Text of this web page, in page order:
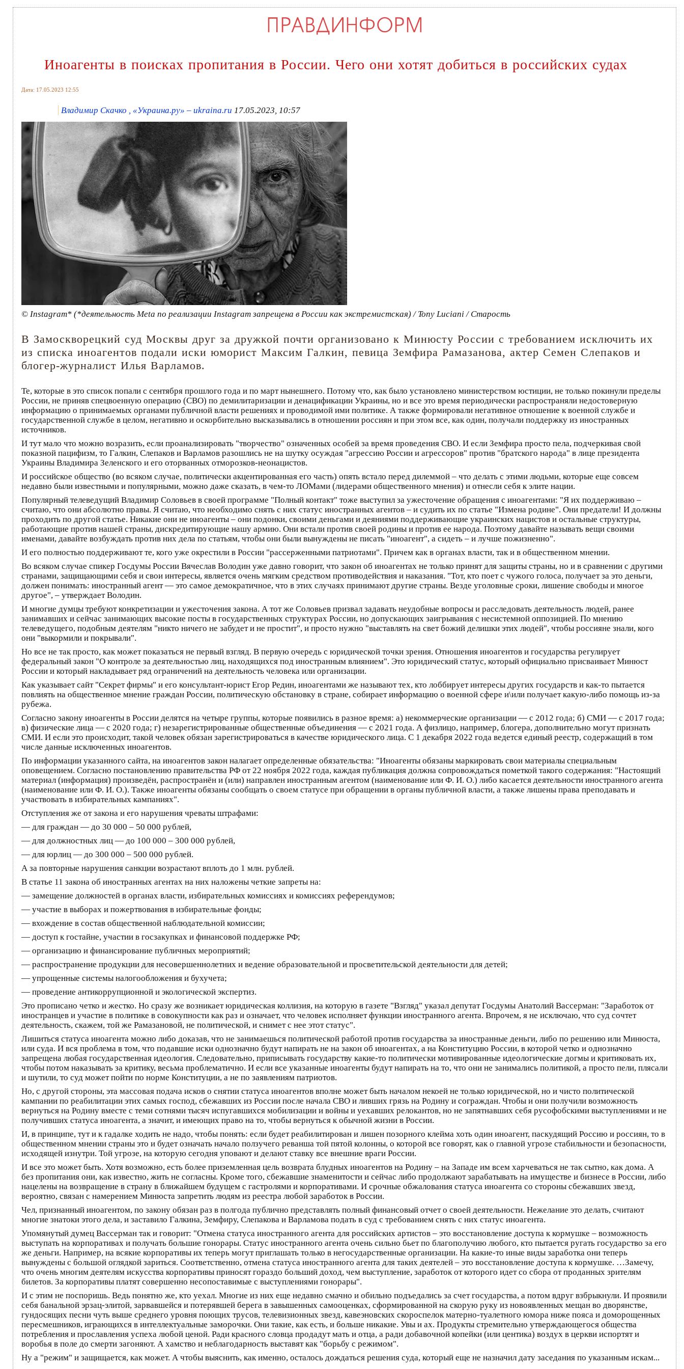
Иноагенты в поисках пропитания в России. Чего они хотят добиться в российских судах
Дата: 17.05.2023 12:55
Владимир Скачко , «Украина.ру» – ukraina.ru 17.05.2023, 10:57
© Instagram* (*деятельность Meta по реализации Instagram запрещена в России как экстремистская) / Tony Luciani / Старость
В Замоскворецкий суд Москвы друг за дружкой почти организовано к Минюсту России с требованием исключить их
из списка иноагентов подали иски юморист Максим Галкин, певица Земфира Рамазанова, актер Семен Слепаков и
блогер-журналист Илья Варламов.
Те, которые в это список попали с сентября прошлого года и по март нынешнего. Потому что, как было установлено министерством юстиции, не только покинули пределы
России, не приняв спецвоенную операцию (СВО) по демилитаризации и денацификации Украины, но и все это время периодически распространяли недостоверную
информацию о принимаемых органами публичной власти решениях и проводимой ими политике. А также формировали негативное отношение к военной службе и
государственной службе в целом, негативно и оскорбительно высказывались в отношении россиян и при этом все, как один, получали поддержку из иностранных
источников.
И тут мало что можно возразить, если проанализировать "творчество" означенных особей за время проведения СВО. И если Земфира просто пела, подчеркивая свой
показной пацифизм, то Галкин, Слепаков и Варламов разошлись не на шутку осуждая "агрессию России и агрессоров" против "братского народа" в лице президента
Украины Владимира Зеленского и его оторванных отморозков-неонацистов.
И российское общество (во всяком случае, политически акцентированная его часть) опять встало перед дилеммой – что делать с этими людьми, которые еще совсем
недавно были известными и популярными, можно даже сказать, в чем-то ЛОМами (лидерами общественного мнения) и отнесли себя к элите нации.
Популярный телеведущий Владимир Соловьев в своей программе "Полный контакт" тоже выступил за ужесточение обращения с иноагентами: "Я их поддерживаю –
считаю, что они абсолютно правы. Я считаю, что необходимо снять с них статус иностранных агентов – и судить их по статье "Измена родине". Они предатели! И должны
проходить по другой статье. Никакие они не иноагенты – они подонки, своими деньгами и деяниями поддерживающие украинских нацистов и остальные структуры,
работающие против нашей страны, дискредитирующие нашу армию. Они встали против своей родины и против ее народа. Поэтому давайте называть вещи своими
именами, давайте возбуждать против них дела по статьям, чтобы они были вынуждены не писать "иноагент", а сидеть – и лучше пожизненно".
И его полностью поддерживают те, кого уже окрестили в России "рассерженными патриотами". Причем как в органах власти, так и в общественном мнении.
Во всяком случае спикер Госдумы России Вячеслав Володин уже давно говорит, что закон об иноагентах не только принят для защиты страны, но и в сравнении с другими
странами, защищающими себя и свои интересы, является очень мягким средством противодействия и наказания. "Тот, кто поет с чужого голоса, получает за это деньги,
должен понимать: иностранный агент — это самое демократичное, что в этих случаях принимают другие страны. Везде уголовные сроки, лишение свободы и многое
другое", – утверждает Володин.
И многие думцы требуют конкретизации и ужесточения закона. А тот же Соловьев призвал задавать неудобные вопросы и расследовать деятельность людей, ранее
занимавших и сейчас занимающих высокие посты в государственных структурах России, но допускающих заигрывания с несистемной оппозицией. По мнению
телеведущего, подобным деятелям "никто ничего не забудет и не простит", и просто нужно "выставлять на свет божий делишки этих людей", чтобы россияне знали, кого
они "выкормили и покрывали".
Но все не так просто, как может показаться не первый взгляд. В первую очередь с юридической точки зрения. Отношения иноагентов и государства регулирует
федеральный закон "О контроле за деятельностью лиц, находящихся под иностранным влиянием". Это юридический статус, который официально присваивает Минюст
России и который накладывает ряд ограничений на деятельность человека или организации.
Как указывает сайт "Секрет фирмы" и его консультант-юрист Егор Редин, иноагентами же называют тех, кто лоббирует интересы других государств и как-то пытается
повлиять на общественное мнение граждан России, политическую обстановку в стране, собирает информацию о военной сфере и\или получает какую-либо помощь из-за
рубежа.
Согласно закону иноагенты в России делятся на четыре группы, которые появились в разное время: а) некоммерческие организации — с 2012 года; б) СМИ — с 2017 года;
в) физические лица — с 2020 года; г) незарегистрированные общественные объединения — с 2021 года. А физлицо, например, блогера, дополнительно могут признать
СМИ. И если это происходит, такой человек обязан зарегистрироваться в качестве юридического лица. С 1 декабря 2022 года ведется единый реестр, содержащий в том
числе данные исключенных иноагентов.
По информации указанного сайта, на иноагентов закон налагает определенные обязательства: "Иноагенты обязаны маркировать свои материалы специальным
оповещением. Согласно постановлению правительства РФ от 22 ноября 2022 года, каждая публикация должна сопровождаться пометкой такого содержания: "Настоящий
материал (информация) произведён, распространён и (или) направлен иностранным агентом (наименование или Ф. И. О.) либо касается деятельности иностранного агента
(наименование или Ф. И. О.). Также иноагенты обязаны сообщать о своем статусе при обращении в органы публичной власти, а также лишены права преподавать и
участвовать в избирательных кампаниях".
Отступления же от закона и его нарушения чреваты штрафами:
— для граждан — до 30 000 – 50 000 рублей,
— для должностных лиц — до 100 000 – 300 000 рублей,
— для юрлиц — до 300 000 – 500 000 рублей.
А за повторные нарушения санкции возрастают вплоть до 1 млн. рублей.
В статье 11 закона об иностранных агентах на них наложены четкие запреты на:
— замещение должностей в органах власти, избирательных комиссиях и комиссиях референдумов;
— участие в выборах и пожертвования в избирательные фонды;
— вхождение в состав общественной наблюдательной комиссии;
— доступ к гостайне, участии в госзакупках и финансовой поддержке РФ;
— организацию и финансирование публичных мероприятий;
— распространение продукции для несовершеннолетних и ведение образовательной и просветительской деятельности для детей;
— упрощенные системы налогообложения и бухучета;
— проведение антикоррупционной и экологической экспертиз.
Это прописано четко и жестко. Но сразу же возникает юридическая коллизия, на которую в газете "Взгляд" указал депутат Госдумы Анатолий Вассерман: "Заработок от
иностранцев и участие в политике в совокупности как раз и означает, что человек исполняет функции иностранного агента. Впрочем, я не исключаю, что суд сочтет
деятельность, скажем, той же Рамазановой, не политической, и снимет с нее этот статус".
Лишиться статуса иноагента можно либо доказав, что не занимаешься политической работой против государства за иностранные деньги, либо по решению или Минюста,
или суда. И вся проблема в том, что подавшие иски однозначно будут напирать не на закон об иноагентах, а на Конституцию России, в которой четко и однозначно
запрещена любая государственная идеология. Следовательно, приписывать государству какие-то политически мотивированные идеологические догмы и критиковать их,
чтобы потом наказывать за критику, весьма проблематично. И если все указанные иноагенты будут напирать на то, что они не занимались политикой, а просто пели, плясали
и шутили, то суд может пойти по норме Конституции, а не по заявлениям патриотов.
Но, с другой стороны, эта массовая подача исков о снятии статуса иноагентов вполне может быть началом некоей не только юридической, но и чисто политической
кампании по реабилитации этих самых господ, сбежавших из России после начала СВО и ливших грязь на Родину и сограждан. Чтобы и они получили возможность
вернуться на Родину вместе с теми сотнями тысяч испугавшихся мобилизации и войны и уехавших релокантов, но не запятнавших себя русофобскими выступлениями и не
получивших статуса иноагента, а значит, и имеющих право на то, чтобы вернуться к обычной жизни в России.
И, в принципе, тут и к гадалке ходить не надо, чтобы понять: если будет реабилитирован и лишен позорного клейма хоть один иноагент, паскудящий Россию и россиян, то в
общественном мнении страны это и будет означать начало ползучего реванша той пятой колонны, о которой все говорят, как о главной угрозе стабильности и безопасности,
исходящей изнутри. Той угрозе, на которую сегодня уповают и делают ставку все внешние враги России.
И все это может быть. Хотя возможно, есть более приземленная цель возврата блудных иноагентов на Родину – на Западе им всем харчеваться не так сытно, как дома. А
без пропитания они, как известно, жить не согласны. Кроме того, сбежавшие знаменитости и сейчас либо продолжают зарабатывать на имуществе и бизнесе в России, либо
нацелены на возвращение в страну в ближайшем будущем с гастролями и корпоративами. И срочные обжалования статуса иноагента со стороны сбежавших звезд,
вероятно, связан с намерением Минюста запретить людям из реестра любой заработок в России.
Чел, признанный иноагентом, по закону обязан раз в полгода публично представлять полный финансовый отчет о своей деятельности. Нежелание это делать, считают
многие знатоки этого дела, и заставило Галкина, Земфиру, Слепакова и Варламова подать в суд с требованием снять с них статус иноагента.
Упомянутый думец Вассерман так и говорит: "Отмена статуса иностранного агента для российских артистов – это восстановление доступа к кормушке – возможность
выступать на корпоративах и получать большие гонорары. Статус иностранного агента очень сильно бьет по благополучию любого, кто пытается ругать государство за его
же деньги. Например, на всякие корпоративы их теперь могут приглашать только в негосударственные организации. На какие-то иные виды заработка они теперь
вынуждены с большой оглядкой зариться. Соответственно, отмена статуса иностранного агента для таких деятелей – это восстановление доступа к кормушке. …Замечу,
что очень многим деятелям искусства корпоративы приносят гораздо больший доход, чем выступление, заработок от которого идет со сбора от проданных зрителям
билетов. За корпоративы платят совершенно несопоставимые с выступлениями гонорары".
И с этим не поспоришь. Ведь понятно же, кто уехал. Многие из них еще недавно смачно и обильно подъедались за счет государства, а потом вдруг взбрыкнули. И проявили
себя банальной эрзац-элитой, зарвавшейся и потерявшей берега в завышенных самооценках, сформированной на скорую руку из новоявленных мещан во дворянстве,
гундосящих песни чуть выше среднего уровня поющих трусов, телевизионных звезд, кавеэновских скороспелок матерно-туалетного юмора ниже пояса и доморощенных
пересмешников, играющихся в интеллектуальные заморочки. Они такие, как есть, и больше никакие. Увы и ах. Продукты стремительно утверждающегося общества
потребления и прославления успеха любой ценой. Ради красного словца продадут мать и отца, а ради добавочной копейки (или центика) воздух в церкви испортят и
воробья в поле до смерти загоняют. А хамство и неблагодарность выставят как "борьбу с режимом".
Ну а "режим" и защищается, как может. А чтобы выяснить, как именно, осталось дождаться решения суда, который еще не назначил дату заседания по указанным искам...